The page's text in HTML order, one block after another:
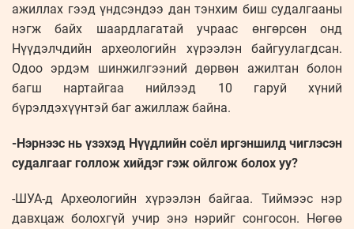
ажиллах гээд үндсэндээ дан тэнхим биш судалгааны
нэгж байх шаардлагатай учраас өнгөрсөн онд
Нүүдэлчдийн археологийн хүрээлэн байгуулагдсан.
Одоо эрдэм шинжилгээний дөрвөн ажилтан болон
багш нартайгаа нийлээд 10 гаруй хүний
бүрэлдэхүүнтэй баг ажиллаж байна.
-Нэрнээс нь үзэхэд Нүүдлийн соёл иргэншилд чиглэсэн
судалгааг голлож хийдэг гэж ойлгож болох уу?
-ШУА-д Археологийн хүрээлэн байгаа. Тиймээс нэр
давхцаж болохгүй учир энэ нэрийг сонгосон. Нөгөө